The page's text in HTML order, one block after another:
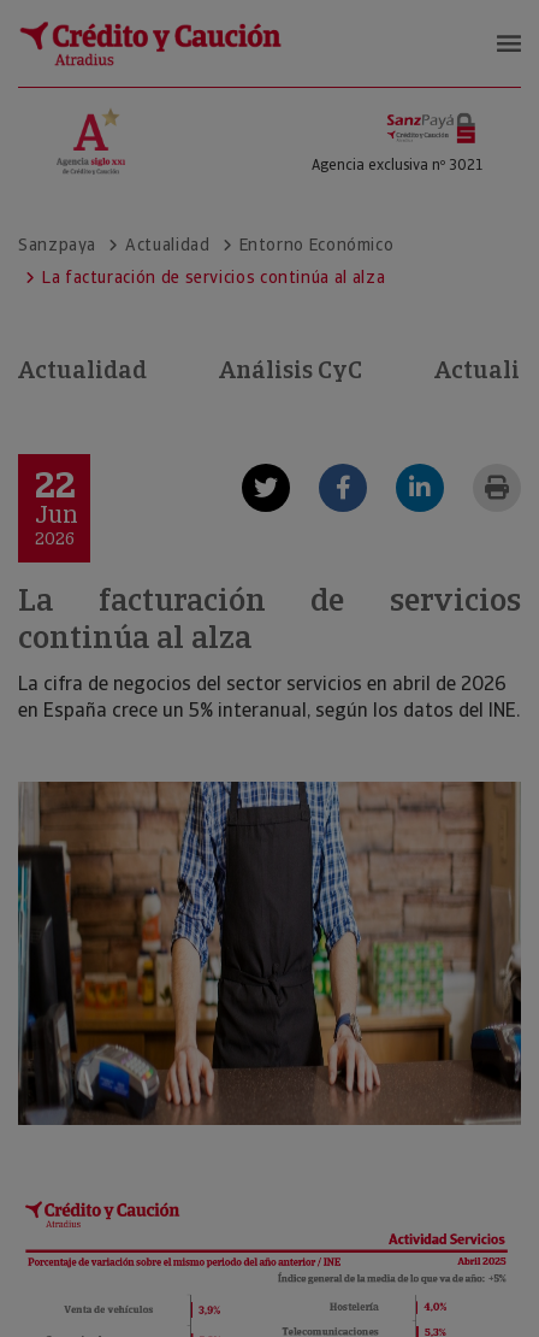
SanzPayá
Agencia exclusiva nº 3021
Sanzpaya Actualidad
Entorno Económico
La facturación de servicios continúa al alza
Actualidad Análisis CyC
22
Jun
2026
La facturación de servicios
continúa al alza
La cifra de negocios del sector servicios en abril de 2026
en España crece un 5% interanual, según los datos del INE.